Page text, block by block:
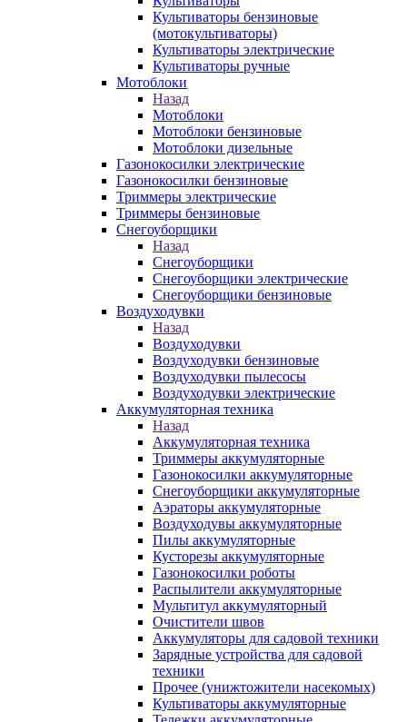
Культиваторы бензиновые
(мотокультиваторы)
Культиваторы электрические
Культиваторы ручные
Мотоблоки
Назад
Мотоблоки
Мотоблоки бензиновые
Мотоблоки дизельные
Газонокосилки электрические
Газонокосилки бензиновые
Триммеры электрические
Триммеры бензиновые
Снегоуборщики
Назад
Снегоуборщики
Снегоуборщики электрические
Снегоуборщики бензиновые
Воздуходувки
Назад
Воздуходувки
Воздуходувки бензиновые
Воздуходувки пылесосы
Воздуходувки электрические
Аккумуляторная техника
Назад
Аккумуляторная техника
Триммеры аккумуляторные
Газонокосилки аккумуляторные
Снегоуборщики аккумуляторные
Аэраторы аккумуляторные
Воздуходувы аккумуляторные
Пилы аккумуляторные
Кусторезы аккумуляторные
Газонокосилки роботы
Распылители аккумуляторные
Мультитул аккумуляторный
Очистители швов
Аккумуляторы для садовой техники
Зарядные устройства для садовой
техники
Прочее (унижтожители насекомых)
Культиваторы аккумуляторные